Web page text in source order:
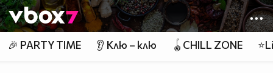
Member of
👾
🎉 PARTY TIME 👂 Клю – клю 🪀CHILL ZONE